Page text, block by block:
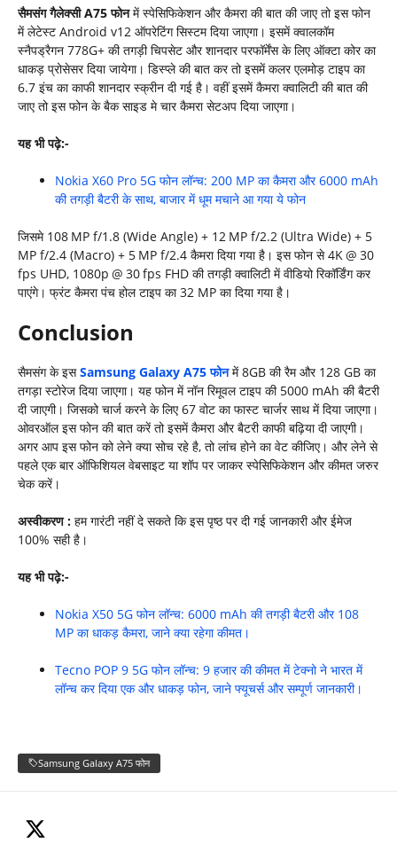
सैमसंग गैलेक्सी A75 फोनमें स्पेसिफिकेशन और कैमरा की बात की जाए तो इस फोन
में लेटेस्ट Android v12 ऑपरेटिंग सिस्टम दिया जाएगा। इसमें क्वालकॉम
स्नैपड्रैगन 778G+ की तगड़ी चिपसेट और शानदार परफॉर्मेंस के लिए ऑक्टा कोर का
धाकड़ प्रोसेसर दिया जायेगा। डिस्प्ले की बात कर तो इसमें कलर एलमोड़ टाइप का
6.7 इंच का काफी शानदार स्क्रीन दी गई है। वहीं इसमें कैमरा क्वालिटी की बात की
जाए तो इस फोन के बैक साइड मे चार कैमरा सेटअप दिया जाएगा।
यह भी पढ़े:-
Nokia X60 Pro 5G फोन लॉन्च: 200 MP का कैमरा और 6000 mAh
की तगड़ी बैटरी के साथ, बाजार में धूम मचाने आ गया ये फोन
जिसमे 108 MP f/1.8 (Wide Angle) + 12 MP f/2.2 (Ultra Wide) + 5
MP f/2.4 (Macro) + 5 MP f/2.4 कैमरा दिया गया है। इस फोन से 4K @ 30
fps UHD, 1080p @ 30 fps FHD की तगड़ी क्वालिटी में वीडियो रिकॉर्डिंग कर
पाएंगे। फ्रंट कैमरा पंच होल टाइप का 32 MP का दिया गया है।
Conclusion
सैमसंग के इसSamsung Galaxy A75 फोन में 8GB की रैम और 128 GB का
तगड़ा स्टोरेज दिया जाएगा। यह फोन में नॉन रिमूवल टाइप की 5000 mAh की बैटरी
दी जाएगी। जिसको चार्ज करने के लिए 67 वोट का फास्ट चार्जर साथ में दिया जाएगा।
ओवरऑल इस फोन की बात करें तो इसमें कैमरा और बैटरी काफी बढ़िया दी जाएगी।
अगर आप इस फोन को लेने क्या सोच रहे है, तो लांच होने का वेट कीजिए। और लेने से
पहले एक बार ऑफिशियल वेबसाइट या शॉप पर जाकर स्पेसिफिकेशन और कीमत जरुर
चेक करें।
अस्वीकरण : हम गारंटी नहीं दे सकते कि इस पृष्ठ पर दी गई जानकारी और ईमेज
100% सही है।
यह भी पढ़े:-
Nokia X50 5G फोन लॉन्च: 6000 mAh की तगड़ी बैटरी और 108
MP का धाकड़ कैमरा, जाने क्या रहेगा कीमत।
Tecno POP 9 5G फोन लॉन्च: 9 हजार की कीमत में टेक्नो ने भारत में
लॉन्च कर दिया एक और धाकड़ फोन, जाने फ्यूचर्स और सम्पूर्ण जानकारी।
Samsung Galaxy A75 फोन